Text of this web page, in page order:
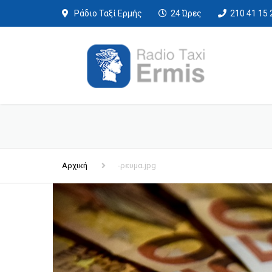
Ράδιο Ταξί Ερμής 24 Ώρες 210 41 15
Αρχική -ρευμα.jpg